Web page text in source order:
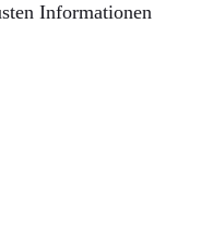
Informationen